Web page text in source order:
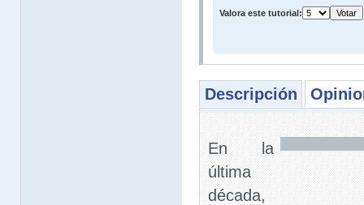
Valora este tutorial:
Descripción
En la
última
década,